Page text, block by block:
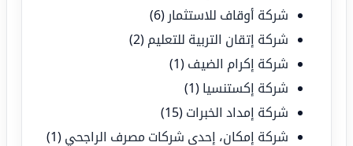
شركة أوقاف للاستثمار (6)
شركة إتقان التربية للتعليم (2)
شركة إكرام الضيف (1)
شركة إكستنسيا (1)
شركة إمداد الخبرات (15)
شركة إمكان، إحدى شركات مصرف الراجحي (1)